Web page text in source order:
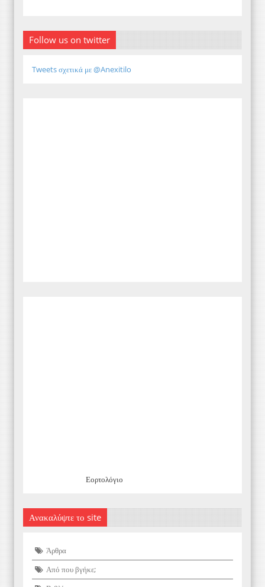
Follow us on twitter
Tweets σχετικά με @Anexitilo
Εορτολόγιο
Ανακαλύψτε το site
Άρθρα
Από που βγήκε;